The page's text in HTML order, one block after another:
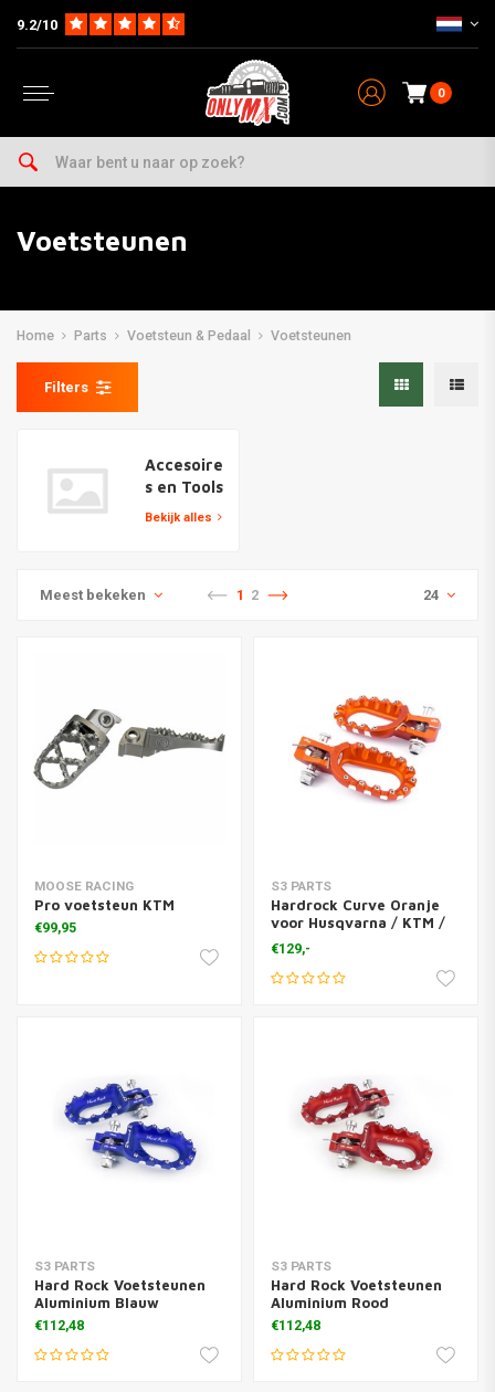
9.2/10
0
Voetsteunen
Home Parts Voetsteun & Pedaal Voetsteunen
Filters
Accesoire
s en Tools
Bekijk alles
Meest bekeken 1 2 24
MOOSE RACING
Pro voetsteun KTM
€99,95
S3 PARTS
Hardrock Curve Oranje
voor Husqvarna / KTM /
GasGas
€129,-
S3 PARTS
Hard Rock Voetsteunen
Aluminium Blauw
€112,48
S3 PARTS
Hard Rock Voetsteunen
Aluminium Rood
€112,48